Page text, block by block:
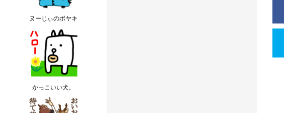
ヌーじぃのボヤキ
かっこいい犬。